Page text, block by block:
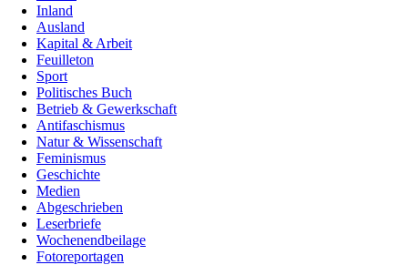
Inland
Ausland
Kapital & Arbeit
Feuilleton
Sport
Politisches Buch
Betrieb & Gewerkschaft
Antifaschismus
Natur & Wissenschaft
Feminismus
Geschichte
Medien
Abgeschrieben
Leserbriefe
Wochenendbeilage
Fotoreportagen